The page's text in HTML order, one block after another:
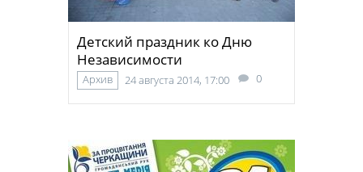
Детский праздник ко Дню
Независимости
Архив 24 августа 2014, 17:00 0